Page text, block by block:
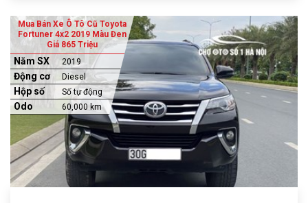
Mua Bán Xe Ô Tô Cũ Toyota
Fortuner 4x2 2019 Màu Đen
Giá 865 Triệu
Năm SX 2019
Động cơ Diesel
Hộp số Số tự động
Odo 60,000 km